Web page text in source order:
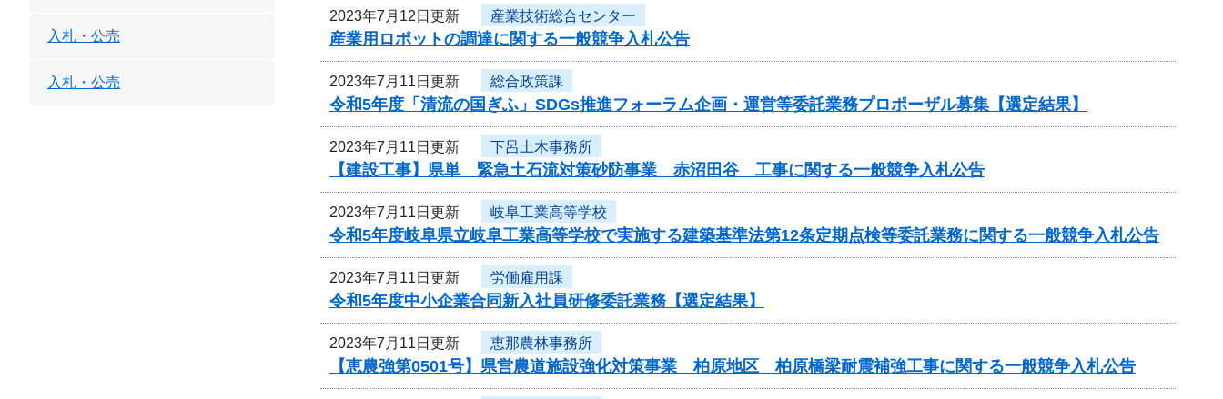
2023年7月12日更新 産業技術総合センター
産業用ロボットの調達に関する一般競争入札公告
2023年7月11日更新 総合政策課
令和5年度「清流の国ぎふ」SDGs推進フォーラム企画・運営等委託業務プロポーザル募集【選定結果】
2023年7月11日更新 下呂土木事務所
【建設工事】県単 緊急土石流対策砂防事業 赤沼田谷 工事に関する一般競争入札公告
2023年7月11日更新 岐阜工業高等学校
令和5年度岐阜県立岐阜工業高等学校で実施する建築基準法第12条定期点検等委託業務に関する一般競争入札公告
2023年7月11日更新 労働雇用課
令和5年度中小企業合同新入社員研修委託業務【選定結果】
2023年7月11日更新 恵那農林事務所
【恵農強第0501号】県営農道施設強化対策事業 柏原地区 柏原橋梁耐震補強工事に関する一般競争入札公告
入札・公売
入札・公売